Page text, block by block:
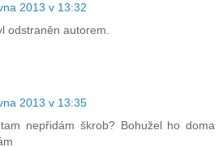
2013 v 13:32
odstraněn autorem.
2013 v 13:35
nepřidám škrob? Bohužel ho doma